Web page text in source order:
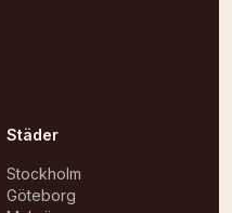
Städer
Stockholm
Göteborg